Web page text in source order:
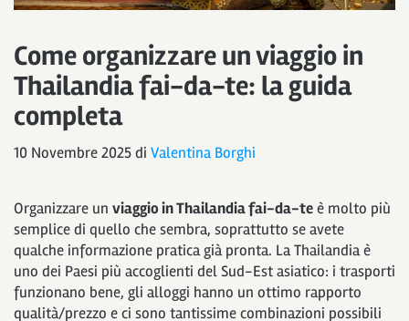
Come organizzare un viaggio in
Thailandia fai-da-te: la guida
completa
10 Novembre 2025di Valentina Borghi
Organizzare un viaggio in Thailandia fai-da-teè molto più
semplice di quello che sembra, soprattutto se avete
qualche informazione pratica già pronta. La Thailandia è
uno dei Paesi più accoglienti del Sud-Est asiatico: i trasporti
funzionano bene, gli alloggi hanno un ottimo rapporto
qualità/prezzo e ci sono tantissime combinazioni possibili